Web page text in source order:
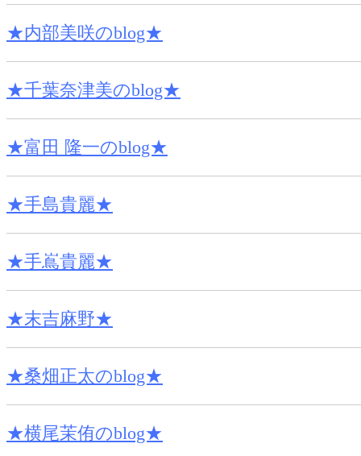
★内部美咲のblog★
★千葉奈津美のblog★
★富田 隆一のblog★
★手島貴麗★
★手嶌貴麗★
★末吉麻野★
★桑畑正太のblog★
★横尾茉侑のblog★